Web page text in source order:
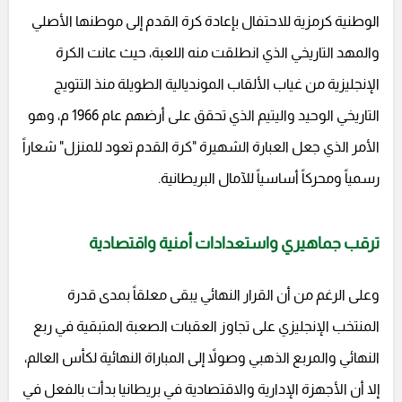
الوطنية كرمزية للاحتفال بإعادة كرة القدم إلى موطنها الأصلي
والمهد التاريخي الذي انطلقت منه اللعبة، حيث عانت الكرة
الإنجليزية من غياب الألقاب المونديالية الطويلة منذ التتويج
التاريخي الوحيد واليتيم الذي تحقق على أرضهم عام 1966 م، وهو
الأمر الذي جعل العبارة الشهيرة "كرة القدم تعود للمنزل" شعاراً
رسمياً ومحركاً أساسياً للآمال البريطانية.
ترقب جماهيري واستعدادات أمنية واقتصادية
وعلى الرغم من أن القرار النهائي يبقى معلقاً بمدى قدرة
المنتخب الإنجليزي على تجاوز العقبات الصعبة المتبقية في ربع
النهائي والمربع الذهبي وصولاً إلى المباراة النهائية لكأس العالم،
إلا أن الأجهزة الإدارية والاقتصادية في بريطانيا بدأت بالفعل في